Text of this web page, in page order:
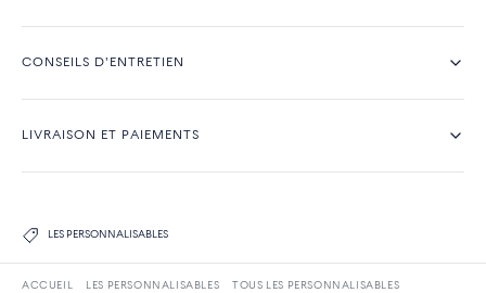
CONSEILS D'ENTRETIEN
LIVRAISON ET PAIEMENTS
LES PERSONNALISABLES
ACCUEIL LES PERSONNALISABLES
TOUS LES PERSONNALISABLES